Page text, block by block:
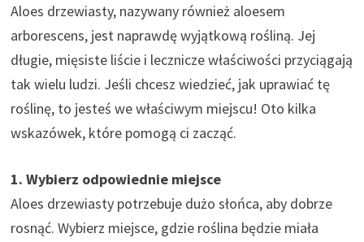
Aloes drzewiasty, nazywany również aloesem
arborescens, jest naprawdę wyjątkową rośliną. Jej
długie, mięsiste liście i lecznicze właściwości przyciągają
tak wielu ludzi. Jeśli chcesz wiedzieć, jak uprawiać tę
roślinę, to jesteś we właściwym miejscu! Oto kilka
wskazówek, które pomogą ci zacząć.
1. Wybierz odpowiednie miejsce
Aloes drzewiasty potrzebuje dużo słońca, aby dobrze
rosnąć. Wybierz miejsce, gdzie roślina będzie miała